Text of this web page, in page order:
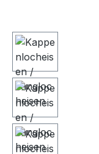
Bildergalerie